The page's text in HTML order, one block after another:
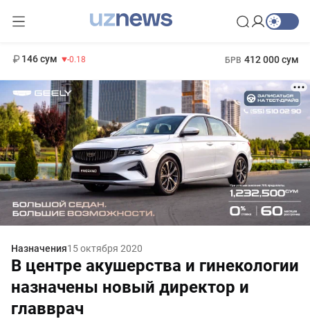
146 сум -0.18 БРВ 412 000 сум
Назначения15 октября 2020
В центре акушерства и гинекологии
назначены новый директор и
главврач